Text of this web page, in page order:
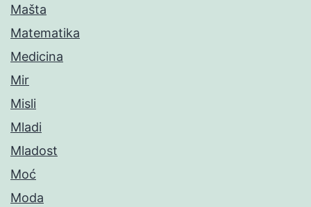
Mašta
Matematika
Medicina
Mir
Misli
Mladi
Mladost
Moć
Moda